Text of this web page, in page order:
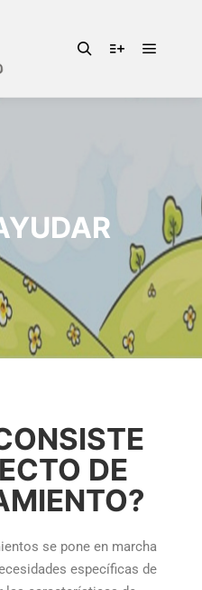
DE
se pone en marcha
específicas de